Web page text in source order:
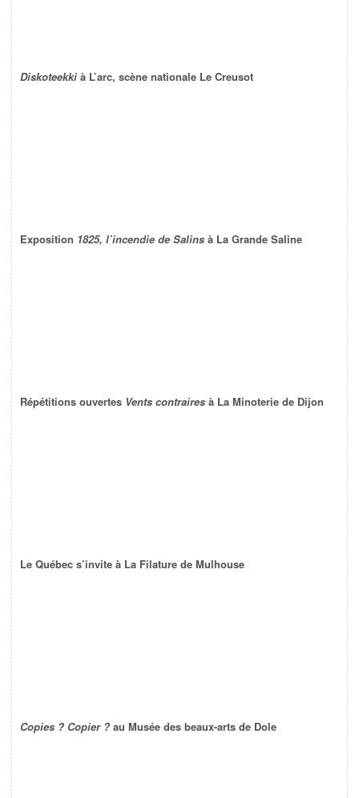
Diskoteekki à L’arc, scène nationale Le Creusot
Exposition 1825, l’incendie de Salins à La Grande Saline
Répétitions ouvertes Vents contraires à La Minoterie de Dijon
Le Québec s’invite à La Filature de Mulhouse
Copies ? Copier ? au Musée des beaux-arts de Dole